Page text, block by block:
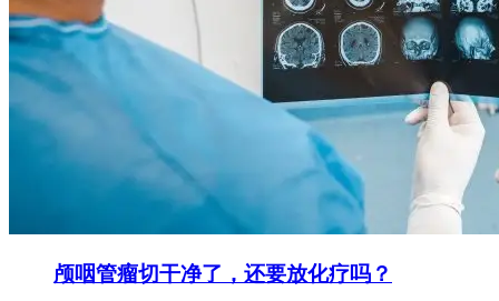
颅咽管瘤切干净了，还要放化疗吗？